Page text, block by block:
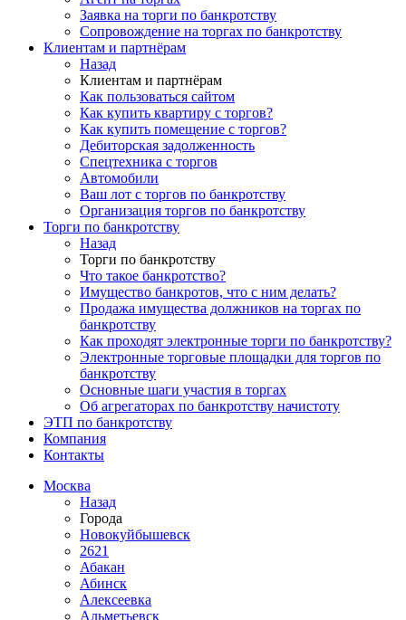
Заявка на торги по банкротству
Сопровождение на торгах по банкротству
Клиентам и партнёрам
Назад
Клиентам и партнёрам
Как пользоваться сайтом
Как купить квартиру с торгов?
Как купить помещение с торгов?
Дебиторская задолженность
Спецтехника с торгов
Автомобили
Ваш лот с торгов по банкротству
Организация торгов по банкротству
Торги по банкротству
Назад
Торги по банкротству
Что такое банкротство?
Имущество банкротов, что с ним делать?
Продажа имущества должников на торгах по
банкротству
Как проходят электронные торги по банкротству?
Электронные торговые площадки для торгов по
банкротству
Основные шаги участия в торгах
Об агрегаторах по банкротству начистоту
ЭТП по банкротству
Компания
Контакты
Москва
Назад
Города
Новокуйбышевск
2621
Абакан
Абинск
Алексеевка
Альметьевск